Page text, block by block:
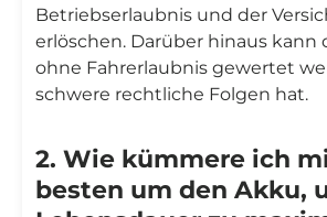
Betriebserlaubnis und der
erlöschen. Darüber hinaus kann
ohne Fahrerlaubnis gewertet
schwere rechtliche Folgen hat.
2. Wie kümmere ich
besten um den Akku,